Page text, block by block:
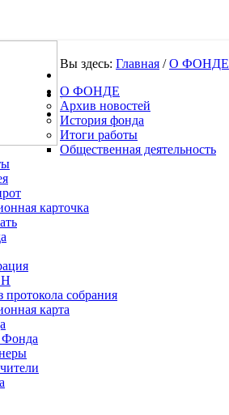
.
Вы здесь: Главная /О ФОНДЕ
О ФОНДЕ
Архив новостей
История фонда
Итоги работы
Общественная деятельность
карточка
собрания
карта
Фонда